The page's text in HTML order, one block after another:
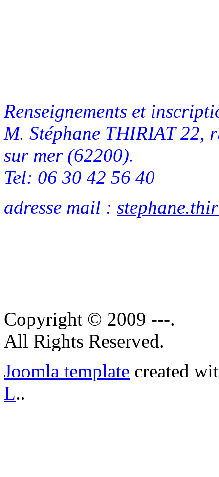
Renseignements et
M. Stéphane THIRIAT 22,
sur mer (62200).
Tel: 06 30 42 56 40
adresse mail :
Copyright © 2009 ---.
All Rights Reserved.
Joomla template created
L..